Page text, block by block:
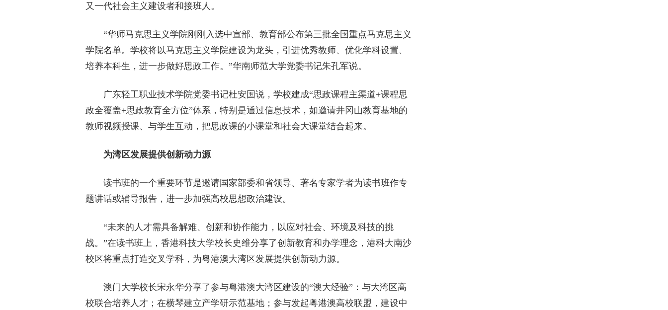
又一代社会主义建设者和接班人。
“华师马克思主义学院刚刚入选中宣部、教育部公布第三批全国重点马克思主义
学院名单。学校将以马克思主义学院建设为龙头，引进优秀教师、优化学科设置、
培养本科生，进一步做好思政工作。”华南师范大学党委书记朱孔军说。
广东轻工职业技术学院党委书记杜安国说，学校建成“思政课程主渠道+课程思
政全覆盖+思政教育全方位”体系，特别是通过信息技术，如邀请井冈山教育基地的
教师视频授课、与学生互动，把思政课的小课堂和社会大课堂结合起来。
为湾区发展提供创新动力源
读书班的一个重要环节是邀请国家部委和省领导、著名专家学者为读书班作专
题讲话或辅导报告，进一步加强高校思想政治建设。
“未来的人才需具备解难、创新和协作能力，以应对社会、环境及科技的挑
战。”在读书班上，香港科技大学校长史维分享了创新教育和办学理念，港科大南沙
校区将重点打造交叉学科，为粤港澳大湾区发展提供创新动力源。
澳门大学校长宋永华分享了参与粤港澳大湾区建设的“澳大经验”：与大湾区高
校联合培养人才；在横琴建立产学研示范基地；参与发起粤港澳高校联盟，建设中